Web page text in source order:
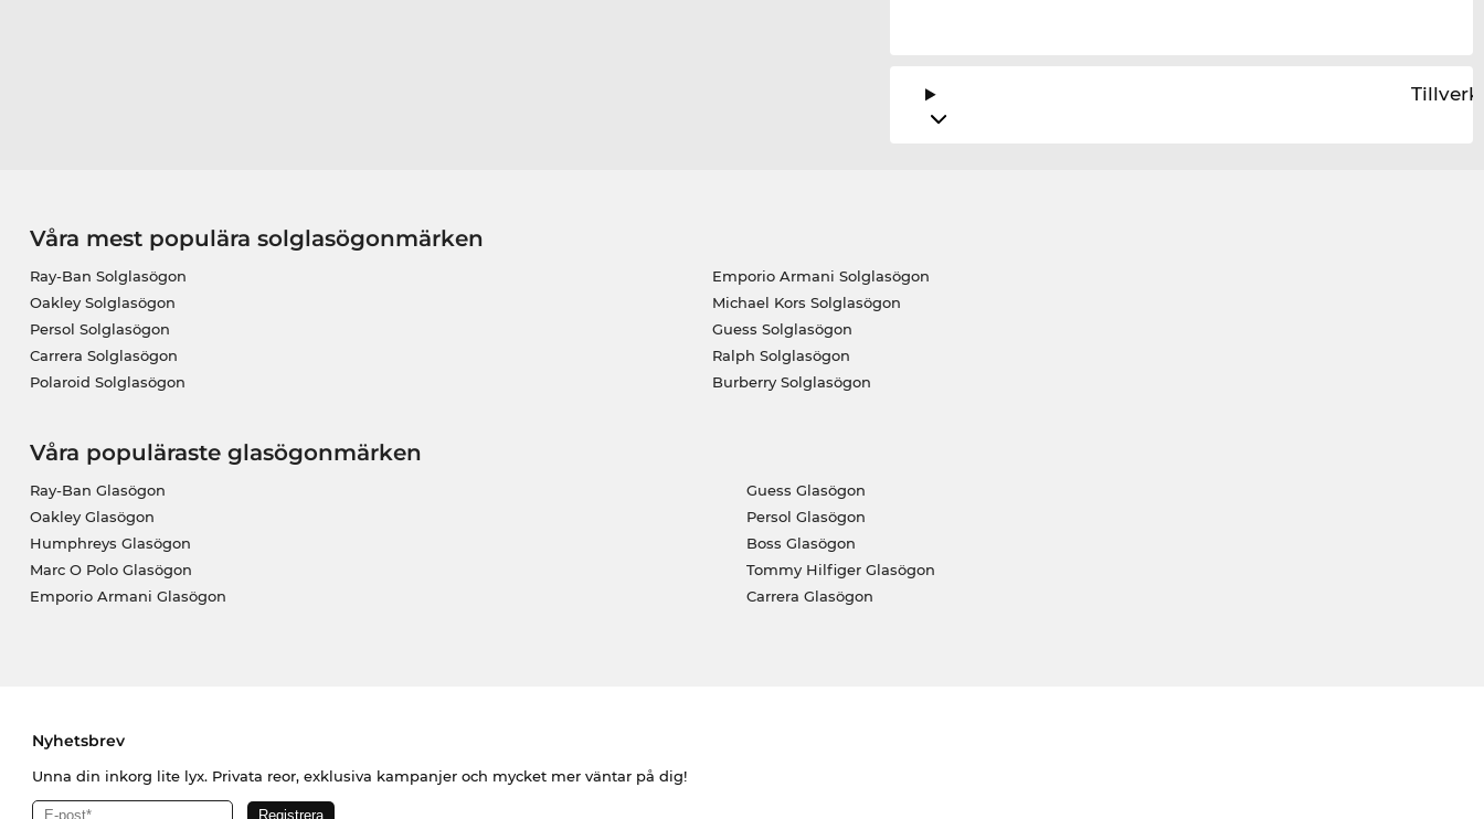
Våra mest populära solglasögonmärken
Ray-Ban Solglasögon
Oakley Solglasögon
Persol Solglasögon
Carrera Solglasögon
Polaroid Solglasögon
Emporio Armani Solglasögon
Michael Kors Solglasögon
Guess Solglasögon
Ralph Solglasögon
Burberry Solglasögon
Våra populäraste glasögonmärken
Ray-Ban Glasögon
Oakley Glasögon
Humphreys Glasögon
Marc O Polo Glasögon
Emporio Armani Glasögon
Guess Glasögon
Persol Glasögon
Boss Glasögon
Tommy Hilfiger Glasögon
Carrera Glasögon
Nyhetsbrev
Unna din inkorg lite lyx. Privata reor, exklusiva kampanjer och mycket mer väntar på dig!